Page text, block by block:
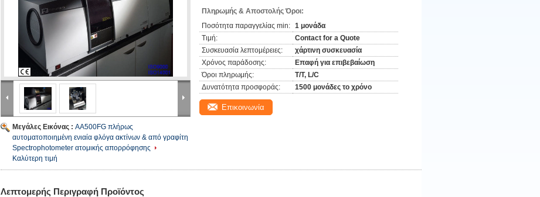
Μεγάλες Εικόνας : AA500FG πλήρως
αυτοματοποιημένη ενιαία φλόγα ακτίνων & από γραφίτη
Spectrophotometer ατομικής απορρόφησης
Καλύτερη τιμή
Πληρωμής & Αποστολής Όροι:
Ποσότητα παραγγελίας min: 1 μονάδα
Τιμή:
Contact for a Quote
Συσκευασία λεπτομέρειες:
χάρτινη συσκευασία
Χρόνος παράδοσης:
Επαφή για επιβεβαίωση
Όροι πληρωμής:
T/T, L/C
Δυνατότητα προσφοράς:
1500 μονάδες το χρόνο
Επικοινωνία
Λεπτομερής Περιγραφή Προϊόντος